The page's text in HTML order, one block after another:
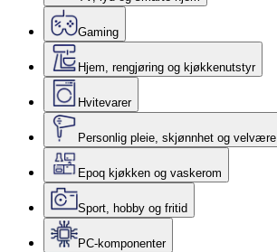
Gaming
Hjem, rengjøring og kjøkkenutstyr
Hvitevarer
Personlig pleie, skjønnhet og velvære
Epoq kjøkken og vaskerom
Sport, hobby og fritid
PC-komponenter